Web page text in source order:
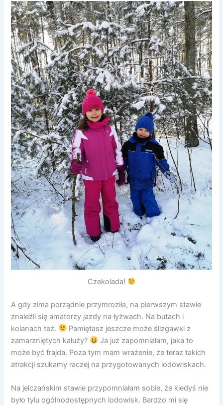
Czekolada!
A gdy zima porządnie przymroziła, na pierwszym stawie
znaleźli się amatorzy jazdy na łyżwach. Na butach i
kolanach też.
Pamiętasz jeszcze może ślizgawki z
zamarzniętych kałuży?
Ja już zapomniałam, jaka to
może być frajda. Poza tym mam wrażenie, że teraz takich
atrakcji szukamy raczej na przygotowanych lodowiskach.
Na jelczańskim stawie przypomniałam sobie, że kiedyś nie
było tylu ogólnodostępnych lodowisk. Bardzo mi się